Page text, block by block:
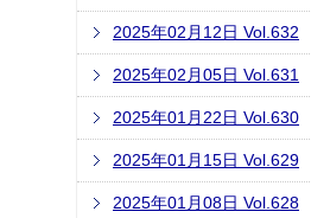
2025年02月12日 Vol.632
2025年02月05日 Vol.631
2025年01月22日 Vol.630
2025年01月15日 Vol.629
2025年01月08日 Vol.628